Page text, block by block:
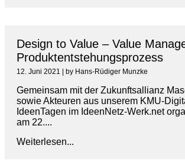
Design to Value – Value
Produktentstehungsprozess
12. Juni 2021 by Hans-Rüdiger Munzke
Gemeinsam mit der Zukunftsallianz
sowie Akteuren aus unserem KMU-
IdeenTagen im IdeenNetz-Werk.net
am 22....
Weiterlesen...